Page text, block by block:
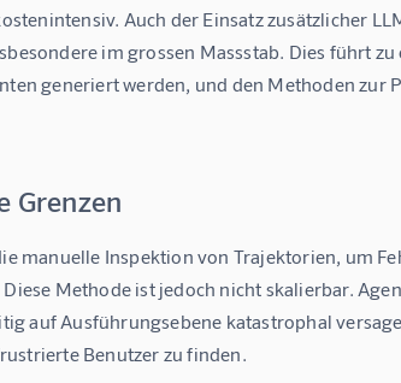
Auch der Einsatz zusätzlicher
im grossen Massstab. Dies führt zu
generiert werden, und den Methoden zur
Grenzen
manuelle Inspektion von Trajektorien, um
Methode ist jedoch nicht skalierbar.
auf Ausführungsebene katastrophal
Benutzer zu finden.